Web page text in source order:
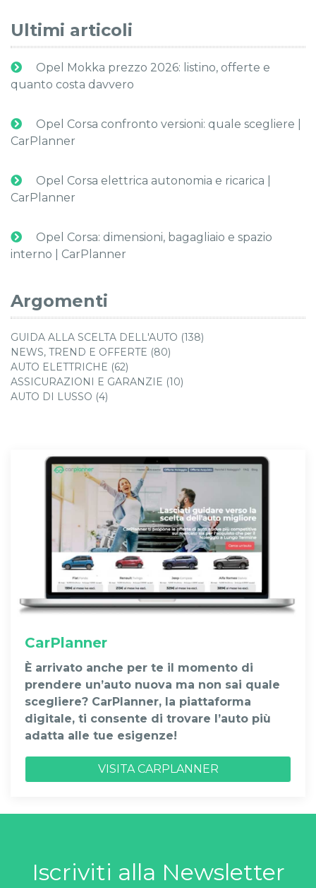
Ultimi articoli
Opel Mokka prezzo 2026: listino, offerte e
quanto costa davvero
Opel Corsa confronto versioni: quale scegliere |
CarPlanner
Opel Corsa elettrica autonomia e ricarica |
CarPlanner
Opel Corsa: dimensioni, bagagliaio e spazio
interno | CarPlanner
Argomenti
GUIDA ALLA SCELTA DELL'AUTO (138)
NEWS, TREND E OFFERTE (80)
AUTO ELETTRICHE (62)
ASSICURAZIONI E GARANZIE (10)
AUTO DI LUSSO (4)
CarPlanner
È arrivato anche per te il momento di
prendere un’auto nuova ma non sai quale
scegliere? CarPlanner, la piattaforma
digitale, ti consente di trovare l’auto più
adatta alle tue esigenze!
VISITA CARPLANNER
Iscriviti alla Newsletter